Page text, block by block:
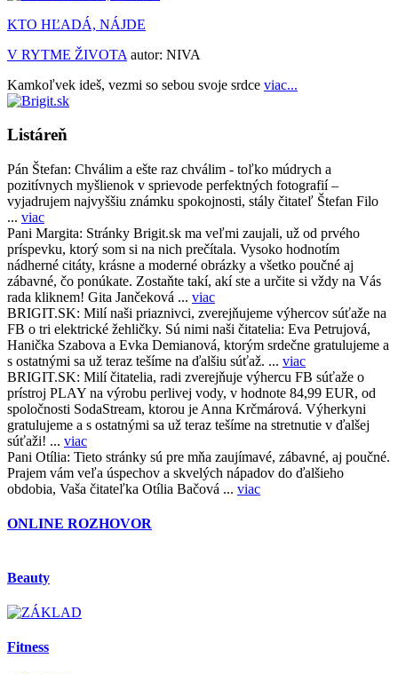
KTO HĽADÁ, NÁJDE
V RYTME ŽIVOTA autor: NIVA
Kamkoľvek ideš, vezmi so sebou svoje srdce viac...
Listáreň
Pán Štefan: Chválim a ešte raz chválim - toľko múdrych a
pozitívnych myšlienok v sprievode perfektných fotografií –
vyjadrujem najvyššiu známku spokojnosti, stály čitateľ Štefan Filo
... viac
Pani Margita: Stránky Brigit.sk ma veľmi zaujali, už od prvého
príspevku, ktorý som si na nich prečítala. Vysoko hodnotím
nádherné citáty, krásne a moderné obrázky a všetko poučné aj
zábavné, čo ponúkate. Zostaňte takí, akí ste a určite si vždy na Vás
rada kliknem! Gita Jančeková ... viac
BRIGIT.SK: Milí naši priaznivci, zverejňujeme výhercov súťaže na
FB o tri elektrické žehličky. Sú nimi naši čitatelia: Eva Petrujová,
Hanička Szabova a Evka Demianová, ktorým srdečne gratulujeme a
s ostatnými sa už teraz tešíme na ďalšiu súťaž. ... viac
BRIGIT.SK: Milí čitatelia, radi zverejňuje výhercu FB súťaže o
prístroj PLAY na výrobu perlivej vody, v hodnote 84,99 EUR, od
spoločnosti SodaStream, ktorou je Anna Krčmárová. Výherkyni
gratulujeme a s ostatnými sa už teraz tešíme na stretnutie v ďalšej
súťaži! ... viac
Pani Otília: Tieto stránky sú pre mňa zaujímavé, zábavné, aj poučné.
Prajem vám veľa úspechov a skvelých nápadov do ďalšieho
obdobia, Vaša čitateľka Otília Bačová ... viac
ONLINE ROZHOVOR
Beauty
Fitness